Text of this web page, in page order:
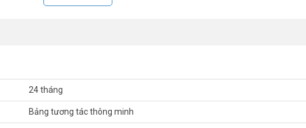
học mới nhất
Hợp
trợ trình chiếu từ laptop, điện thoại, tablet cùng lúc. Camera 5MP và 2 micro
Hai loa 15W cho âm thanh rõ ràng trong phòng họp vừa. Xem thêm
chọn cấu hình phù hợp.
APK linh hoạt. Muốn dùng Windows, bổ sung module PC tùy chọn là đủ.
24 tháng
Bảng tương tác thông minh